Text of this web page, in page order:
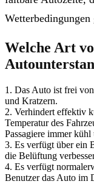
Wetterbedingungen
Welche Art
1. Das Auto ist frei
und Kratzern.
2. Verhindert effektiv
Temperatur des
Passagiere immer
3. Es verfügt über ein
die Belüftung
4. Es verfügt
Benutzer das Auto im